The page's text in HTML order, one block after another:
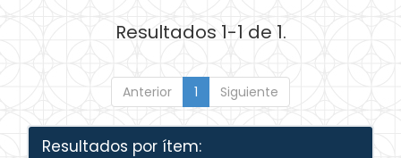
Resultados 1-1 de 1.
Anterior 1 Siguiente
Resultados por ítem: